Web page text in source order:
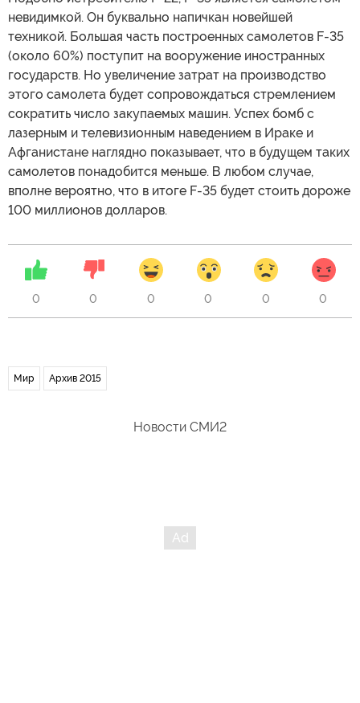
невидимкой. Он буквально напичкан новейшей
техникой. Большая часть построенных самолетов F-35
(около 60%) поступит на вооружение иностранных
государств. Но увеличение затрат на производство
этого самолета будет сопровождаться стремлением
сократить число закупаемых машин. Успех бомб с
лазерным и телевизионным наведением в Ираке и
Афганистане наглядно показывает, что в будущем таких
самолетов понадобится меньше. В любом случае,
вполне вероятно, что в итоге F-35 будет стоить дороже
100 миллионов долларов.
0 0 0 0 0 0
Мир Архив 2015
Новости СМИ2